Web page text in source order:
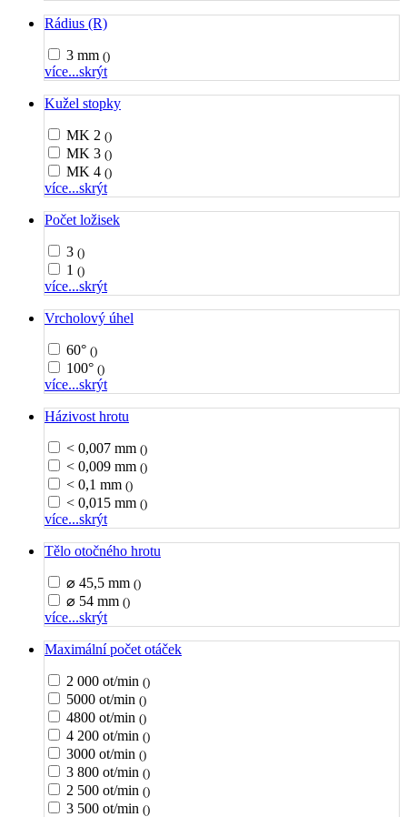
Rádius (R)
3 mm ()
více...skrýt
Kužel stopky
MK 2 ()
MK 3 ()
MK 4 ()
více...skrýt
Počet ložisek
3 ()
1 ()
více...skrýt
Vrcholový úhel
60° ()
100° ()
více...skrýt
Házivost hrotu
< 0,007 mm ()
< 0,009 mm ()
< 0,1 mm ()
< 0,015 mm ()
více...skrýt
Tělo otočného hrotu
⌀ 45,5 mm ()
⌀ 54 mm ()
více...skrýt
Maximální počet otáček
2 000 ot/min ()
5000 ot/min ()
4800 ot/min ()
4 200 ot/min ()
3000 ot/min ()
3 800 ot/min ()
2 500 ot/min ()
3 500 ot/min ()